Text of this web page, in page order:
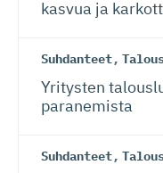
kasvua ja
Suhdanteet,
Yritysten
paranemista
Suhdanteet,